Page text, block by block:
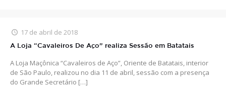
17 de abril de 2018
A Loja “Cavaleiros De Aço” realiza Sessão em Batatais
A Loja Maçônica “Cavaleiros de Aço”, Oriente de Batatais, interior
de São Paulo, realizou no dia 11 de abril, sessão com a presença
do Grande Secretário […]